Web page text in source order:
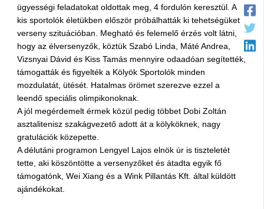
ügyességi feladatokat oldottak meg, 4 fordulón keresztül. A
kis sportolók életükben először próbálhatták ki tehetségüket
verseny szituációban. Megható és felemelő érzés volt látni,
hogy az élversenyzők, köztük Szabó Linda, Máté Andrea,
Vizsnyai Dávid és Kiss Tamás mennyire odaadóan segítették,
támogatták és figyelték a Kölyök Sportolók minden
mozdulatát, ütését. Hatalmas örömet szerezve ezzel a
leendő speciális olimpikonoknak.
A jól megérdemelt érmek közül pedig többet Dobi Zoltán
asztalitenisz szakágvezető adott át a kölyköknek, nagy
gratulációk közepette.
A délutáni programon Lengyel Lajos elnök úr is tiszteletét
tette, aki köszöntötte a versenyzőket és átadta egyik fő
támogatónk, Wei Xiang és a Wink Pillantás Kft. által küldött
ajándékokat.